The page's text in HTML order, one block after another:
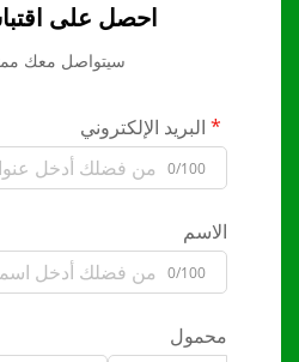
احصل على
سيتواصل معك
البريد الإلكتروني
0/100
الاسم
0/100
محمول